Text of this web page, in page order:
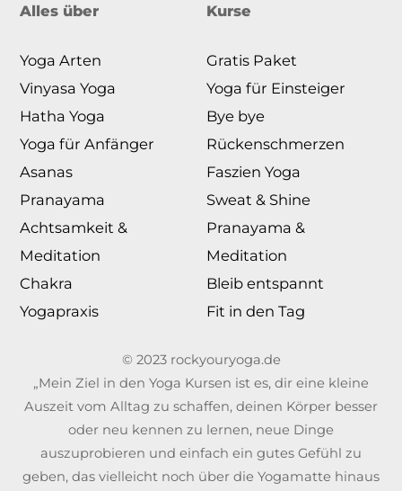
Alles über
Yoga Arten
Vinyasa Yoga
Hatha Yoga
Yoga für Anfänger
Asanas
Pranayama
Achtsamkeit &
Meditation
Chakra
Yogapraxis
Kurse
Gratis Paket
Yoga für Einsteiger
Bye bye
Rückenschmerzen
Faszien Yoga
Sweat & Shine
Pranayama &
Meditation
Bleib entspannt
Fit in den Tag
© 2023 rockyouryoga.de
„Mein Ziel in den Yoga Kursen ist es, dir eine kleine
Auszeit vom Alltag zu schaffen, deinen Körper besser
oder neu kennen zu lernen, neue Dinge
auszuprobieren und einfach ein gutes Gefühl zu
geben, das vielleicht noch über die Yogamatte hinaus